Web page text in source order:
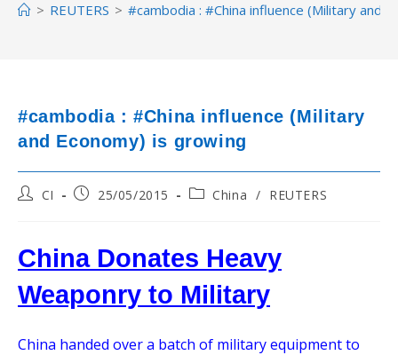
> REUTERS > #cambodia : #China influence (Military and
#cambodia : #China influence (Military
and Economy) is growing
PostCI
Post25/05/2015
PostChina / REUTERS
China Donates Heavy
Weaponry to Military
China handed over a batch of military equipment to